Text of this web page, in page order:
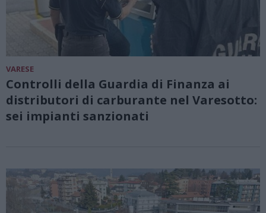
VARESE
Controlli della Guardia di Finanza ai
distributori di carburante nel Varesotto:
sei impianti sanzionati